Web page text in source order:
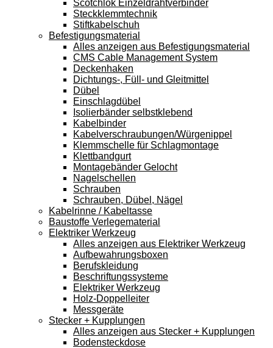
Scotchlok Einzeldrahtverbinder
Steckklemmtechnik
Stiftkabelschuh
Befestigungsmaterial
Alles anzeigen aus Befestigungsmaterial
CMS Cable Management System
Deckenhaken
Dichtungs-, Füll- und Gleitmittel
Dübel
Einschlagdübel
Isolierbänder selbstklebend
Kabelbinder
Kabelverschraubungen/Würgenippel
Klemmschelle für Schlagmontage
Klettbandgurt
Montagebänder Gelocht
Nagelschellen
Schrauben
Schrauben, Dübel, Nägel
Kabelrinne / Kabeltasse
Baustoffe Verlegematerial
Elektriker Werkzeug
Alles anzeigen aus Elektriker Werkzeug
Aufbewahrungsboxen
Berufskleidung
Beschriftungssysteme
Elektriker Werkzeug
Holz-Doppelleiter
Messgeräte
Stecker + Kupplungen
Alles anzeigen aus Stecker + Kupplungen
Bodensteckdose